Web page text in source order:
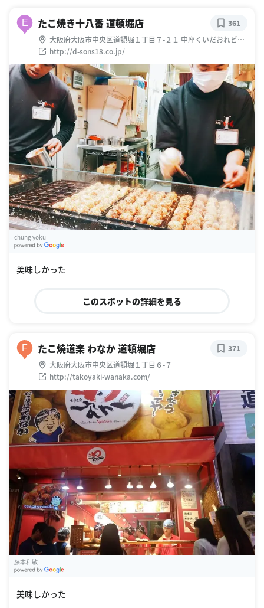
E たこ焼き十八番 道頓堀店
大阪府大阪市中央区道頓堀１丁目７-２１ 中座くいだおれビル
1F
http://d-sons18.co.jp/
361
chung yoku
美味しかった
このスポットの詳細を見る
F たこ焼道楽 わなか 道頓堀店
大阪府大阪市中央区道頓堀１丁目６-７
http://takoyaki-wanaka.com/
371
藤本和敏
美味しかった